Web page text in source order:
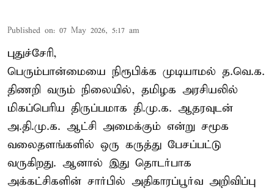
Published on: 07 May 2026, 5:17 am
புதுச்சேரி,
பெரும்பான்மையை நிரூபிக்க முடியாமல் த.வெ.க.
திணறி வரும் நிலையில், தமிழக அரசியலில்
மிகப்பெரிய திருப்பமாக தி.மு.க. ஆதரவுடன்
அ.தி.மு.க. ஆட்சி அமைக்கும் என்று சமூக
வலைதளங்களில் ஒரு கருத்து பேசப்பட்டு
வருகிறது. ஆனால் இது தொடர்பாக
அக்கட்சிகளின் சார்பில் அதிகாரப்பூர்வ அறிவிப்பு